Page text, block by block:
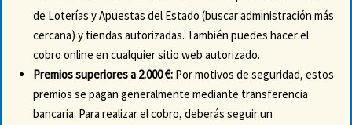
de Loterías y Apuestas del Estado (buscar administración más
cercana) y tiendas autorizadas. También puedes hacer el
cobro online en cualquier sitio web autorizado.
Premios superiores a 2.000 €: Por motivos de seguridad, estos
premios se pagan generalmente mediante transferencia
bancaria. Para realizar el cobro, deberás seguir un